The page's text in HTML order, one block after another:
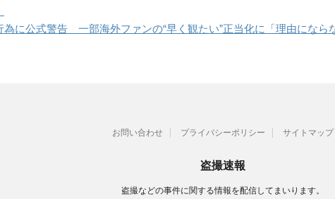
為に公式警告 一部海外ファンの“早く観たい”正当化に「理由になら
お問い合わせ プライバシーポリシー サイトマップ
盗撮速報
盗撮などの事件に関する情報を配信してまいります。